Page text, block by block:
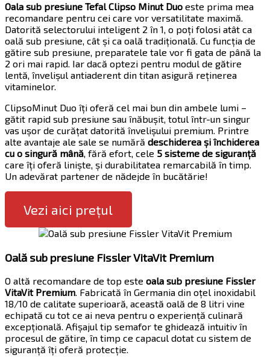
Oala sub presiune Tefal Clipso Minut Duo este prima mea
recomandare pentru cei care vor versatilitate maximă.
Datorită selectorului inteligent 2 în 1, o poți folosi atât ca
oală sub presiune, cât și ca oală tradițională. Cu funcția de
gătire sub presiune, preparatele tale vor fi gata de până la
2 ori mai rapid. Iar dacă optezi pentru modul de gătire
lentă, învelișul antiaderent din titan asigură reținerea
vitaminelor.
ClipsoMinut Duo îți oferă cel mai bun din ambele lumi –
gătit rapid sub presiune sau înăbușit, totul într-un singur
vas ușor de curățat datorită învelișului premium. Printre
alte avantaje ale sale se numără deschiderea și închiderea
cu o singură mână, fără efort, cele 5 sisteme de siguranță
care îți oferă liniște, și durabilitatea remarcabilă în timp.
Un adevărat partener de nădejde în bucătărie!
Vezi aici prețul
Oală sub presiune Fissler VitaVit Premium
O altă recomandare de top este oala sub presiune Fissler
VitaVit Premium. Fabricată în Germania din oțel inoxidabil
18/10 de calitate superioară, această oală de 8 litri vine
echipată cu tot ce ai neva pentru o experiență culinară
excepțională. Afișajul tip semafor te ghidează intuitiv în
procesul de gătire, în timp ce capacul dotat cu sistem de
siguranță îți oferă protecție.